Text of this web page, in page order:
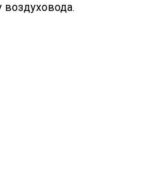
воздуховода.